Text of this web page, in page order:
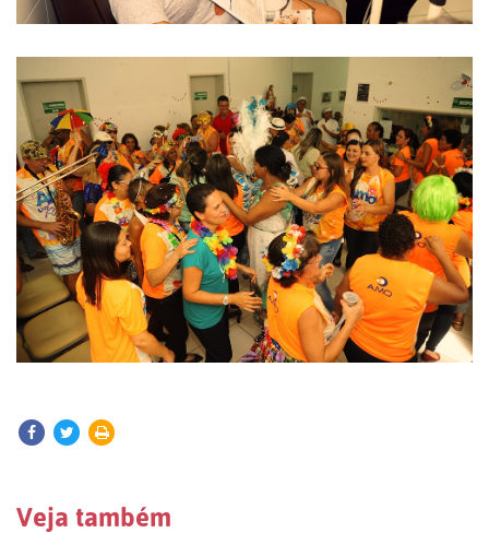
Veja também